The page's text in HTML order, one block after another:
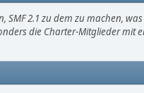
2.1 zu dem zu machen,
die Charter-Mitglieder